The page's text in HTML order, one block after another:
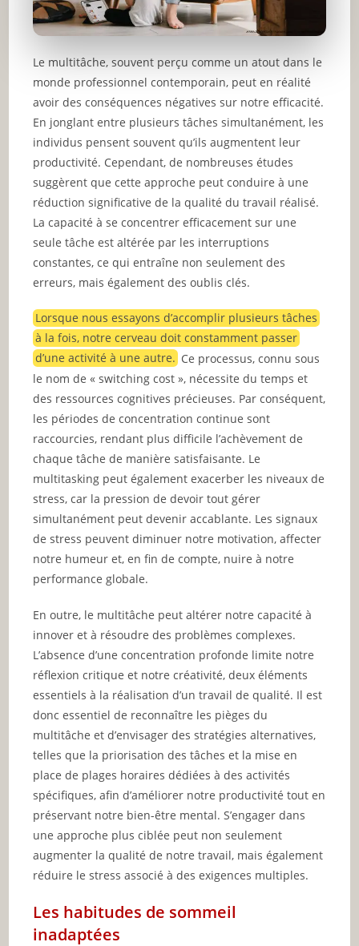
Le multitâche, souvent perçu comme un atout dans le
monde professionnel contemporain, peut en réalité
avoir des conséquences négatives sur notre efficacité.
En jonglant entre plusieurs tâches simultanément, les
individus pensent souvent qu’ils augmentent leur
productivité. Cependant, de nombreuses études
suggèrent que cette approche peut conduire à une
réduction significative de la qualité du travail réalisé.
La capacité à se concentrer efficacement sur une
seule tâche est altérée par les interruptions
constantes, ce qui entraîne non seulement des
erreurs, mais également des oublis clés.
Lorsque nous essayons d’accomplir plusieurs tâches
à la fois, notre cerveau doit constamment passer
d’une activité à une autre. Ce processus, connu sous
le nom de « switching cost », nécessite du temps et
des ressources cognitives précieuses. Par conséquent,
les périodes de concentration continue sont
raccourcies, rendant plus difficile l’achèvement de
chaque tâche de manière satisfaisante. Le
multitasking peut également exacerber les niveaux de
stress, car la pression de devoir tout gérer
simultanément peut devenir accablante. Les signaux
de stress peuvent diminuer notre motivation, affecter
notre humeur et, en fin de compte, nuire à notre
performance globale.
En outre, le multitâche peut altérer notre capacité à
innover et à résoudre des problèmes complexes.
L’absence d’une concentration profonde limite notre
réflexion critique et notre créativité, deux éléments
essentiels à la réalisation d’un travail de qualité. Il est
donc essentiel de reconnaître les pièges du
multitâche et d’envisager des stratégies alternatives,
telles que la priorisation des tâches et la mise en
place de plages horaires dédiées à des activités
spécifiques, afin d’améliorer notre productivité tout en
préservant notre bien-être mental. S’engager dans
une approche plus ciblée peut non seulement
augmenter la qualité de notre travail, mais également
réduire le stress associé à des exigences multiples.
Les habitudes de sommeil
inadaptées